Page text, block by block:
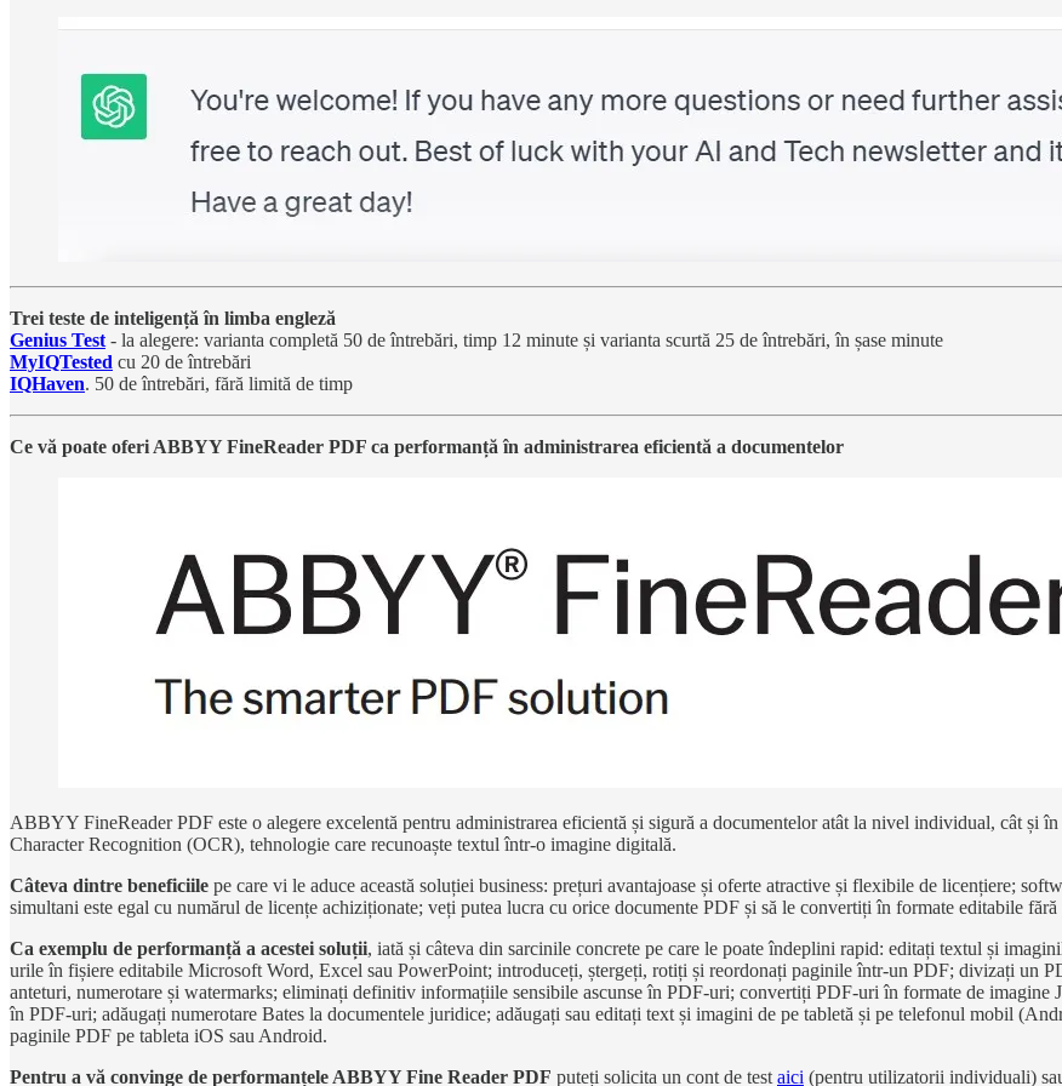
Trei teste de inteligență în limba engleză
Genius Test - la alegere: varianta completă 50 de întrebări, timp 12 minute și varianta scurtă 25 de întrebări, în șase minute
MyIQTested cu 20 de întrebări
IQHaven. 50 de întrebări, fără limită de timp
Ce vă poate oferi ABBYY FineReader PDF ca performanță în administrarea eficientă a documentelor
ABBYY FineReader PDF este o alegere excelentă pentru administrarea eficientă și sigură a documentelor atât la nivel individual, cât și
Character Recognition (OCR), tehnologie care recunoaște textul într-o imagine digitală.
Câteva dintre beneficiile pe care vi le aduce această soluției business: prețuri avantajoase și oferte atractive și flexibile de licențiere;
simultani este egal cu numărul de licențe achiziționate; veți putea lucra cu orice documente PDF și să le convertiți în formate editabile
Ca exemplu de performanță a acestei soluții, iată și câteva din sarcinile concrete pe care le poate îndeplini rapid: editați textul și
urile în fișiere editabile Microsoft Word, Excel sau PowerPoint; introduceți, ștergeți, rotiți și reordonați paginile într-un PDF; divizați un
anteturi, numerotare și watermarks; eliminați definitiv informațiile sensibile ascunse în PDF-uri; convertiți PDF-uri în formate de
în PDF-uri; adăugați numerotare Bates la documentele juridice; adăugați sau editați text și imagini de pe tabletă și pe telefonul mobil
paginile PDF pe tableta iOS sau Android.
Pentru a vă convinge de performanțele ABBYY Fine Reader PDF puteți solicita un cont de test aici (pentru utilizatorii individuali)